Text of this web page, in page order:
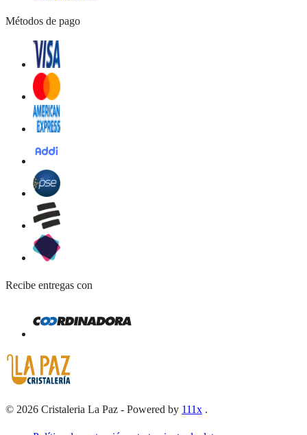
Métodos de pago
Recibe entregas con
© 2026 Cristaleria La Paz - Powered by 111x .